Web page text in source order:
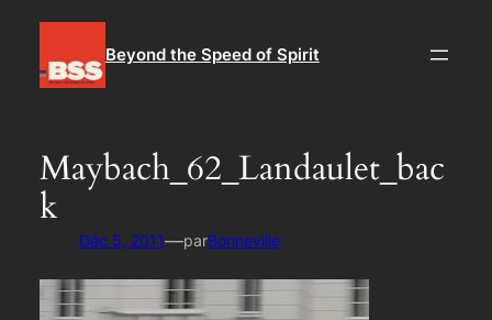
contenu
Beyond the Speed of Spirit
Maybach_62_Landaulet_bac
k
Déc 5, 2011—parBonneville